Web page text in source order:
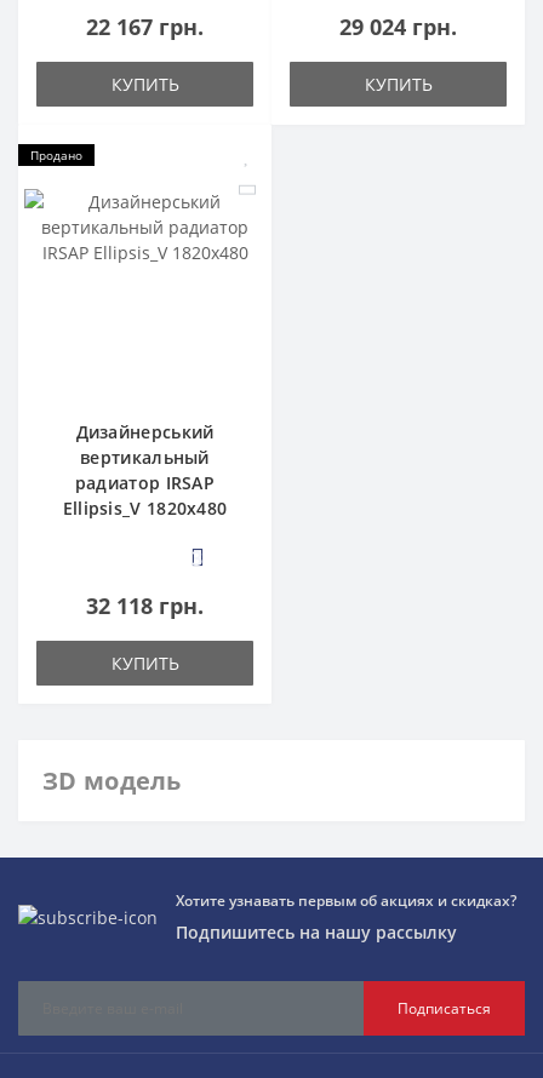
22 167 грн.
КУПИТЬ
29 024 грн.
КУПИТЬ
Продано
Дизайнерський
вертикальный
радиатор IRSAP
Ellipsis_V 1820x480
3
32 118 грн.
КУПИТЬ
ЗD модель
Хотите узнавать первым об акциях и скидках?
Подпишитесь на нашу рассылку
Подписаться